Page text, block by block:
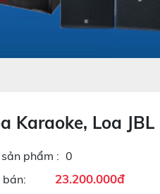
Karaoke, Loa JBL
phẩm : 0
bán:
23.200.000đ